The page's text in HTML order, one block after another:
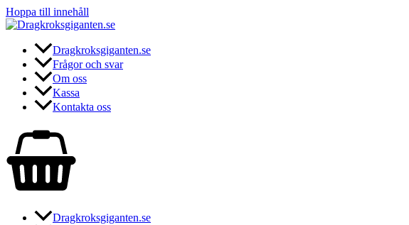
Hoppa till innehåll
Dragkroksgiganten.se
Frågor och svar
Om oss
Kassa
Kontakta oss
Dragkroksgiganten.se